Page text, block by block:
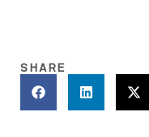
SHARE